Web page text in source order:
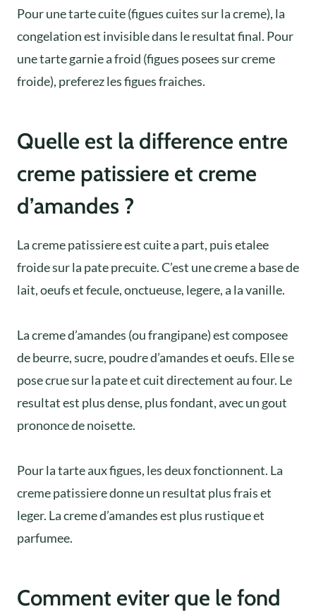
Pour une tarte cuite (figues cuites sur la creme), la
congelation est invisible dans le resultat final. Pour
une tarte garnie a froid (figues posees sur creme
froide), preferez les figues fraiches.
Quelle est la difference entre
creme patissiere et creme
d’amandes ?
La creme patissiere est cuite a part, puis etalee
froide sur la pate precuite. C’est une creme a base de
lait, oeufs et fecule, onctueuse, legere, a la vanille.
La creme d’amandes (ou frangipane) est composee
de beurre, sucre, poudre d’amandes et oeufs. Elle se
pose crue sur la pate et cuit directement au four. Le
resultat est plus dense, plus fondant, avec un gout
prononce de noisette.
Pour la tarte aux figues, les deux fonctionnent. La
creme patissiere donne un resultat plus frais et
leger. La creme d’amandes est plus rustique et
parfumee.
Comment eviter que le fond